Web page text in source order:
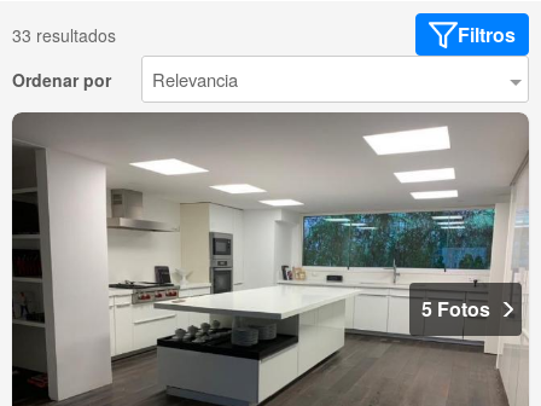
33 resultados Filtros
Ordenar por
5 Fotos